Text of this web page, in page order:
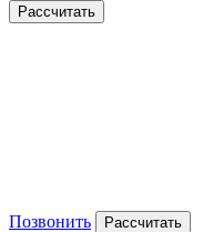
Рассчитать
Позвонить Рассчитать